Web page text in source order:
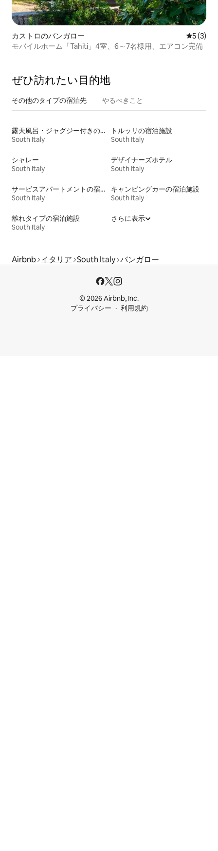
カストロのバンガロー レビュー
5 (3)
モバイルホーム「Tahiti」4室、6～7名様用、エアコン完備
ぜひ訪⁠れ⁠た⁠い目⁠的⁠地
その他のタ⁠イ⁠プ⁠の宿⁠泊⁠先 やるべきこと
露天風呂・ジャグジー付きの宿泊施設
South Italy
トルッリの宿泊施設
South Italy
シャレー
South Italy
デザイナーズホテル
South Italy
サービスアパートメントの宿泊施設
South Italy
キャンピングカーの宿泊施設
South Italy
離れタイプの宿泊施設
South Italy
さらに表示
Airbnb イタリア South Italy バンガロー
© 2026 Airbnb, Inc.
プライバシー
利用規約